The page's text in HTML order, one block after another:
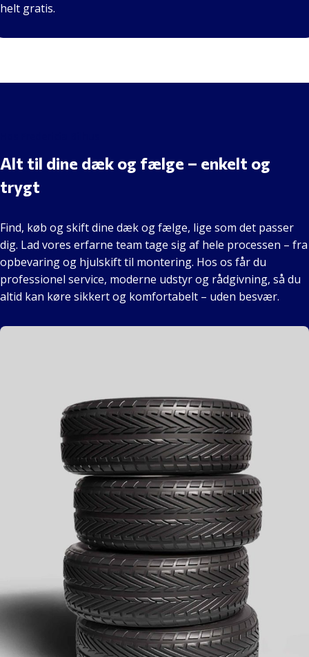
helt gratis.
Alt til dine dæk og fælge – enkelt og
trygt
Find, køb og skift dine dæk og fælge, lige som det passer
dig. Lad vores erfarne team tage sig af hele processen – fra
opbevaring og hjulskift til montering. Hos os får du
professionel service, moderne udstyr og rådgivning, så du
altid kan køre sikkert og komfortabelt – uden besvær.